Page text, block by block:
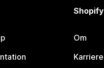
Shopify
Om
Karriere